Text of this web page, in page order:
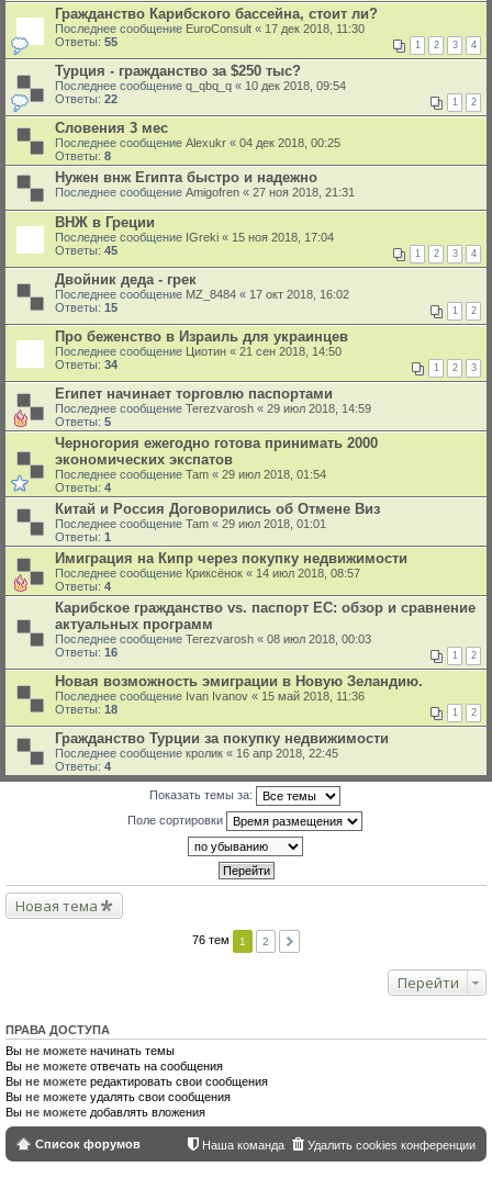
Гражданство Карибского бассейна, стоит ли?
Последнее сообщение EuroConsult « 17 дек 2018, 11:30
Ответы: 55 1 2 3 4
Турция - гражданство за $250 тыс?
Последнее сообщение q_qbq_q « 10 дек 2018, 09:54
Ответы: 22 1 2
Словения 3 мес
Последнее сообщение Alexukr « 04 дек 2018, 00:25
Ответы: 8
Нужен внж Египта быстро и надежно
Последнее сообщение Amigofren « 27 ноя 2018, 21:31
ВНЖ в Греции
Последнее сообщение IGreki « 15 ноя 2018, 17:04
Ответы: 45 1 2 3 4
Двойник деда - грек
Последнее сообщение MZ_8484 « 17 окт 2018, 16:02
Ответы: 15 1 2
Про беженство в Израиль для украинцев
Последнее сообщение Циотин « 21 сен 2018, 14:50
Ответы: 34 1 2 3
Египет начинает торговлю паспортами
Последнее сообщение Terezvarosh « 29 июл 2018, 14:59
Ответы: 5
Черногория ежегодно готова принимать 2000
экономических экспатов
Последнее сообщение Tam « 29 июл 2018, 01:54
Ответы: 4
Китай и Россия Договорились об Отмене Виз
Последнее сообщение Tam « 29 июл 2018, 01:01
Ответы: 1
Имиграция на Кипр через покупку недвижимости
Последнее сообщение Криксёнок « 14 июл 2018, 08:57
Ответы: 4
Карибское гражданство vs. паспорт ЕС: обзор и сравнение
актуальных программ
Последнее сообщение Terezvarosh « 08 июл 2018, 00:03
Ответы: 16 1 2
Новая возможность эмиграции в Новую Зеландию.
Последнее сообщение Ivan Ivanov « 15 май 2018, 11:36
Ответы: 18 1 2
Гражданство Турции за покупку недвижимости
Последнее сообщение кролик « 16 апр 2018, 22:45
Ответы: 4
Показать темы за:
Поле сортировки
Новая тема
76 тем 1 2
Перейти
ПРАВА ДОСТУПА
Вы не можете начинать темы
Вы не можете отвечать на сообщения
Вы не можете редактировать свои сообщения
Вы не можете удалять свои сообщения
Вы не можете добавлять вложения
Список форумов Удалить cookies конференции
Наша команда